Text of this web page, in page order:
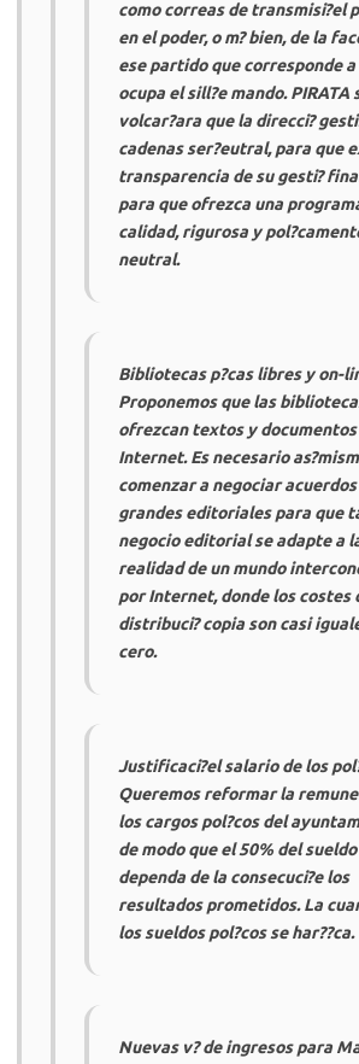
como correas de transmisi?el
en el poder, o m? bien, de la
ese partido que corresponde a
ocupa el sill?e mando.PIRATA
volcar?ara que la direcci?
cadenas ser?eutral, para que
transparencia de su gesti?
para que ofrezca una
calidad, rigurosa y
neutral.
Bibliotecas p?cas libres y on-
Proponemos que las
ofrezcan textos y documentos
Internet. Es necesario
comenzar a negociar
grandes editoriales para que
negocio editorial se adapte a
realidad de un mundo
por Internet, donde los costes
distribuci? copia son casi
cero.
Justificaci?el salario de los
Queremos reformar la
los cargos pol?cos del
de modo que el 50% del sueldo
dependa de la consecuci?e los
resultados prometidos. La
los sueldos pol?cos se har??ca.
Nuevas v? de ingresos para